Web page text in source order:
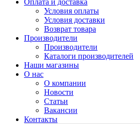
Оплата и доставка
Условия оплаты
Условия доставки
Возврат товара
Производители
Производители
Каталоги производителей
Наши магазины
О нас
О компании
Новости
Статьи
Вакансии
Контакты